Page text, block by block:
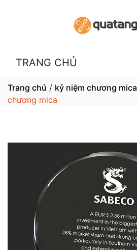
TRANG CHỦ
Trang chủ / kỷ niệm chương mica
chương mica